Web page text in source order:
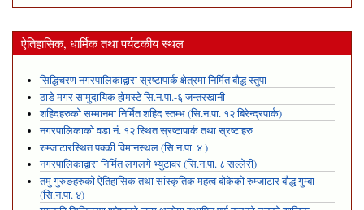
ऐतिहासिक, धार्मिक तथा पर्यटकीय स्थल
सिद्धिचरण नगरपालिकाद्वारा स्रष्टापार्क क्षेत्रमा निर्मित बौद्ध स्तुपा
ठाडे मगर सामुदायिक होमस्टे सि.न.पा.-६ जन्तरखानी
शहिदहरुको सम्मानमा निर्मित शहिद स्तम्भ (सि.न.पा. १२ बिरेन्द्रपार्क)
नगरपालिकाको वडा नं. १२ स्थित स्रष्टापार्क तथा स्रष्टाहरु
रुम्जाटारस्थित पक्की विमानस्थल (सि.न.पा. ४ )
नगरपालिकाद्वारा निर्मित लगलगे भ्युटावर (सि.न.पा. ८ सल्लेरी)
तमु गुरुङहरुको ऐतिहासिक तथा सांस्कृतिक महत्व बोकेको रुम्जाटार बौद्ध गुम्बा
(सि.न.पा. ४)